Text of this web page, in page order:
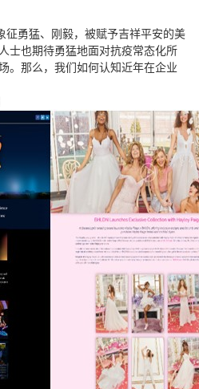
征勇猛、刚毅，被赋予吉祥平安的美
士也期待勇猛地面对抗疫常态化所
。那么，我们如何认知近年在企业